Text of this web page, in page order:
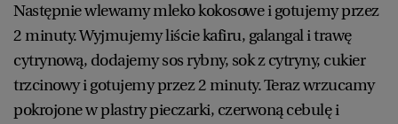
Następnie wlewamy mleko kokosowe i gotujemy przez
2 minuty. Wyjmujemy liście kafiru, galangal i trawę
cytrynową, dodajemy sos rybny, sok z cytryny, cukier
trzcinowy i gotujemy przez 2 minuty. Teraz wrzucamy
pokrojone w plastry pieczarki, czerwoną cebulę i